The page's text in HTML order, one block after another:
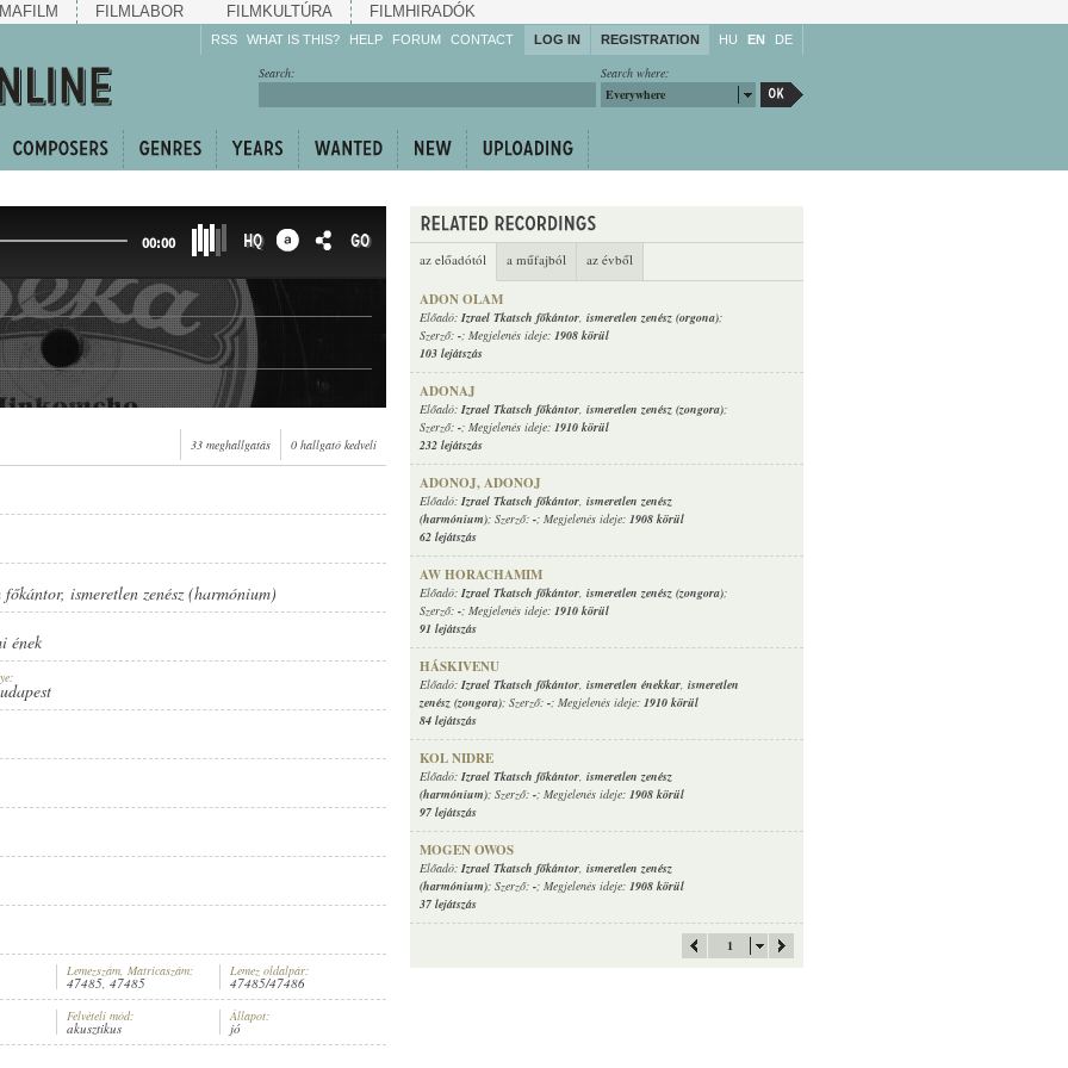
MAFILM FILMLABOR FILMKULTÚRA FILMHIRADÓK
RSS WHAT IS THIS? HELP
Enrich!
Share!
FORUM CONTACT LOG IN REGISTRATION HU EN DE
Search where:
Everywhere
Search:
az előadótól a műfajból az évből
ADON OLAM
Előadó: Izrael Tkatsch főkántor, ismeretlen zenész (orgona);
Szerző: -; Megjelenés ideje: 1908 körül
103 lejátszás
ADONAJ
Előadó: Izrael Tkatsch főkántor, ismeretlen zenész (zongora);
Szerző: -; Megjelenés ideje: 1910 körül
232 lejátszás
ADONOJ, ADONOJ
Előadó: Izrael Tkatsch főkántor, ismeretlen zenész
(harmónium); Szerző: -; Megjelenés ideje: 1908 körül
62 lejátszás
AW HORACHAMIM
Előadó: Izrael Tkatsch főkántor, ismeretlen zenész (zongora);
Szerző: -; Megjelenés ideje: 1910 körül
91 lejátszás
HÁSKIVENU
Előadó: Izrael Tkatsch főkántor, ismeretlen énekkar, ismeretlen
zenész (zongora); Szerző: -; Megjelenés ideje: 1910 körül
84 lejátszás
KOL NIDRE
Előadó: Izrael Tkatsch főkántor, ismeretlen zenész
(harmónium); Szerző: -; Megjelenés ideje: 1908 körül
97 lejátszás
MOGEN OWOS
Előadó: Izrael Tkatsch főkántor, ismeretlen zenész
(harmónium); Szerző: -; Megjelenés ideje: 1908 körül
37 lejátszás
1
00:00 HQ GO
33 meghallgatás 0 hallgató kedveli
főkántor, ismeretlen zenész (harmónium)
ének
Lemezszám, Matricaszám:
47485, 47485
Lemez oldalpár:
47485/47486
Felvételi mód:
akusztikus
Állapot:
jó